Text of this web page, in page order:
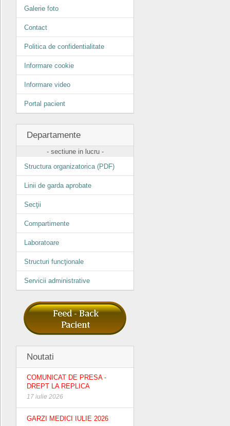
Galerie foto
Contact
Politica de confidentialitate
Informare cookie
Informare video
Portal pacient
Departamente
- sectiune in lucru -
Structura organizatorica (PDF)
Linii de garda aprobate
Secţii
Compartimente
Laboratoare
Structuri funcţionale
Servicii administrative
Noutati
COMUNICAT DE PRESA -
DREPT LA REPLICA
17 iulie 2026
GARZI MEDICI IULIE 2026